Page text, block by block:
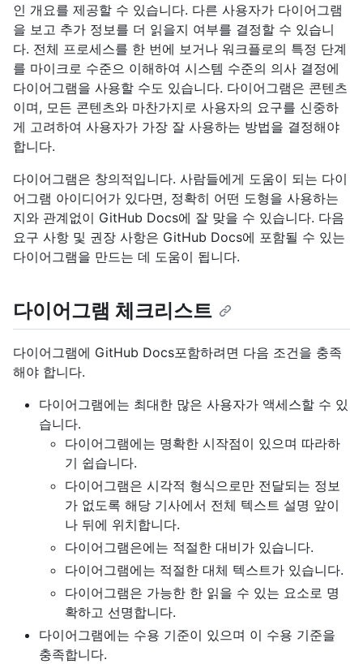
인 개요를 제공할 수 있습니다. 다른 사용자가 다이어그램
을 보고 추가 정보를 더 읽을지 여부를 결정할 수 있습니
다. 전체 프로세스를 한 번에 보거나 워크플로의 특정 단계
를 마이크로 수준으 이해하여 시스템 수준의 의사 결정에
다이어그램을 사용할 수도 있습니다. 다이어그램은 콘텐츠
이며, 모든 콘텐츠와 마찬가지로 사용자의 요구를 신중하
게 고려하여 사용자가 가장 잘 사용하는 방법을 결정해야
합니다.
다이어그램은 창의적입니다. 사람들에게 도움이 되는 다이
어그램 아이디어가 있다면, 정확히 어떤 도형을 사용하는
지와 관계없이 GitHub Docs에 잘 맞을 수 있습니다. 다음
요구 사항 및 권장 사항은 GitHub Docs에 포함될 수 있는
다이어그램을 만드는 데 도움이 됩니다.
다이어그램 체크리스트
다이어그램에 GitHub Docs포함하려면 다음 조건을 충족
해야 합니다.
다이어그램에는 최대한 많은 사용자가 액세스할 수 있
습니다.
다이어그램에는 명확한 시작점이 있으며 따라하
기 쉽습니다.
다이어그램은 시각적 형식으로만 전달되는 정보
가 없도록 해당 기사에서 전체 텍스트 설명 앞이
나 뒤에 위치합니다.
다이어그램은에는 적절한 대비가 있습니다.
다이어그램에는 적절한 대체 텍스트가 있습니다.
다이어그램은 가능한 한 읽을 수 있는 요소로 명
확하고 선명합니다.
다이어그램에는 수용 기준이 있으며 이 수용 기준을
충족합니다.